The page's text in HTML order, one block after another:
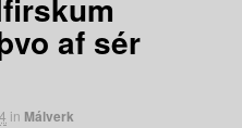
af sér
in Málverk